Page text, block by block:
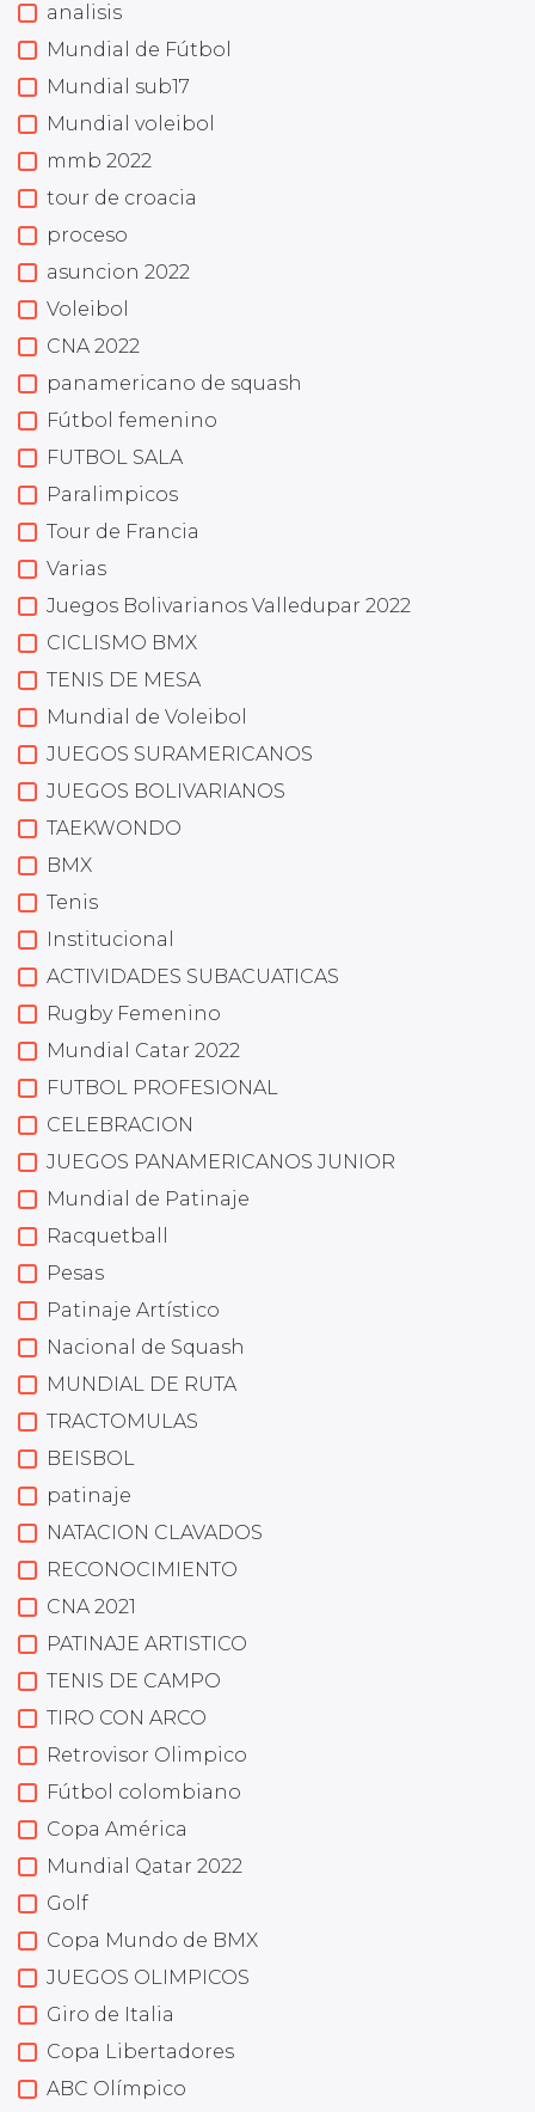
analisis
Mundial de Fútbol
Mundial sub17
Mundial voleibol
mmb 2022
tour de croacia
proceso
asuncion 2022
Voleibol
CNA 2022
panamericano de squash
Fútbol femenino
FUTBOL SALA
Paralimpicos
Tour de Francia
Varias
Juegos Bolivarianos Valledupar 2022
CICLISMO BMX
TENIS DE MESA
Mundial de Voleibol
JUEGOS SURAMERICANOS
JUEGOS BOLIVARIANOS
TAEKWONDO
BMX
Tenis
Institucional
ACTIVIDADES SUBACUATICAS
Rugby Femenino
Mundial Catar 2022
FUTBOL PROFESIONAL
CELEBRACION
JUEGOS PANAMERICANOS JUNIOR
Mundial de Patinaje
Racquetball
Pesas
Patinaje Artístico
Nacional de Squash
MUNDIAL DE RUTA
TRACTOMULAS
BEISBOL
patinaje
NATACION CLAVADOS
RECONOCIMIENTO
CNA 2021
PATINAJE ARTISTICO
TENIS DE CAMPO
TIRO CON ARCO
Retrovisor Olimpico
Fútbol colombiano
Copa América
Mundial Qatar 2022
Golf
Copa Mundo de BMX
JUEGOS OLIMPICOS
Giro de Italia
Copa Libertadores
ABC Olímpico